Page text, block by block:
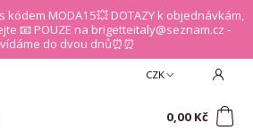
kódem MODA15💥 DOTAZY k objednávkám,
📧 POUZE na brigetteitaly@seznam.cz -
do dvou dnů⏰⏰
CZK
0,00 Kč